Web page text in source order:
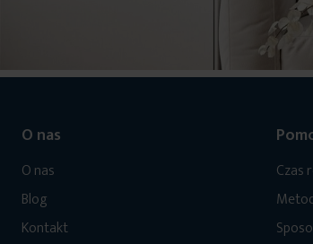
O nas
O nas
Blog
Kontakt
Czas